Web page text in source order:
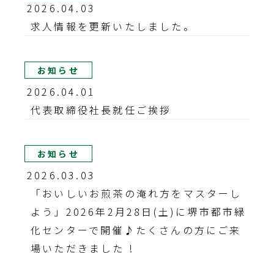
2026.04.03
求人情報を更新いたしました。
お知らせ
2026.04.01
代表取締役社長就任ご挨拶
お知らせ
2026.03.03
「おいしいお煎茶の淹れ方をマスターし
よう」2026年2月28日(土)に堺市都市緑
化センターで開催♪たくさんの方にご来
場いただきました !